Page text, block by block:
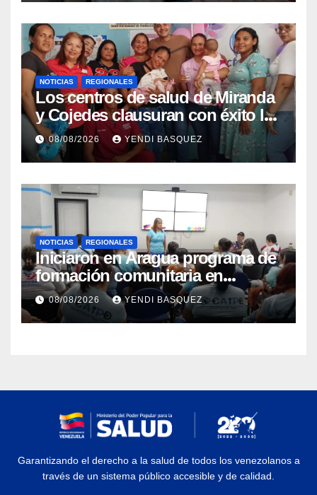
NOTICIAS REGIONALES
Los centros de salud de Miranda
y Cojedes clausuran con éxito la
Semana Mundial de la Lactancia
Materna
08/08/2026 YENDI BASQUEZ
NOTICIAS REGIONALES
Iniciaron en Aragua programa de
formación comunitaria en
atención a personas con
discapacidad
08/08/2026 YENDI BASQUEZ
Garantizando el derecho a la salud de todos los venezolanos a
través de un sistema público accesible y de calidad.